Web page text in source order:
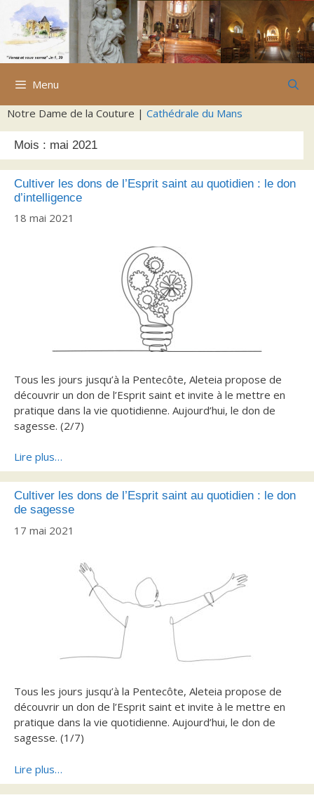
Aller
contenu
Menu
Notre Dame de la Couture | Cathédrale du Mans
Mois : mai 2021
Cultiver les dons de l’Esprit saint au quotidien : le don
d’intelligence
18 mai 2021
Tous les jours jusqu’à la Pentecôte, Aleteia propose de
découvrir un don de l’Esprit saint et invite à le mettre en
pratique dans la vie quotidienne. Aujourd’hui, le don de
sagesse. (2/7)
Lire plus…
Cultiver les dons de l’Esprit saint au quotidien : le don
de sagesse
17 mai 2021
Tous les jours jusqu’à la Pentecôte, Aleteia propose de
découvrir un don de l’Esprit saint et invite à le mettre en
pratique dans la vie quotidienne. Aujourd’hui, le don de
sagesse. (1/7)
Lire plus…